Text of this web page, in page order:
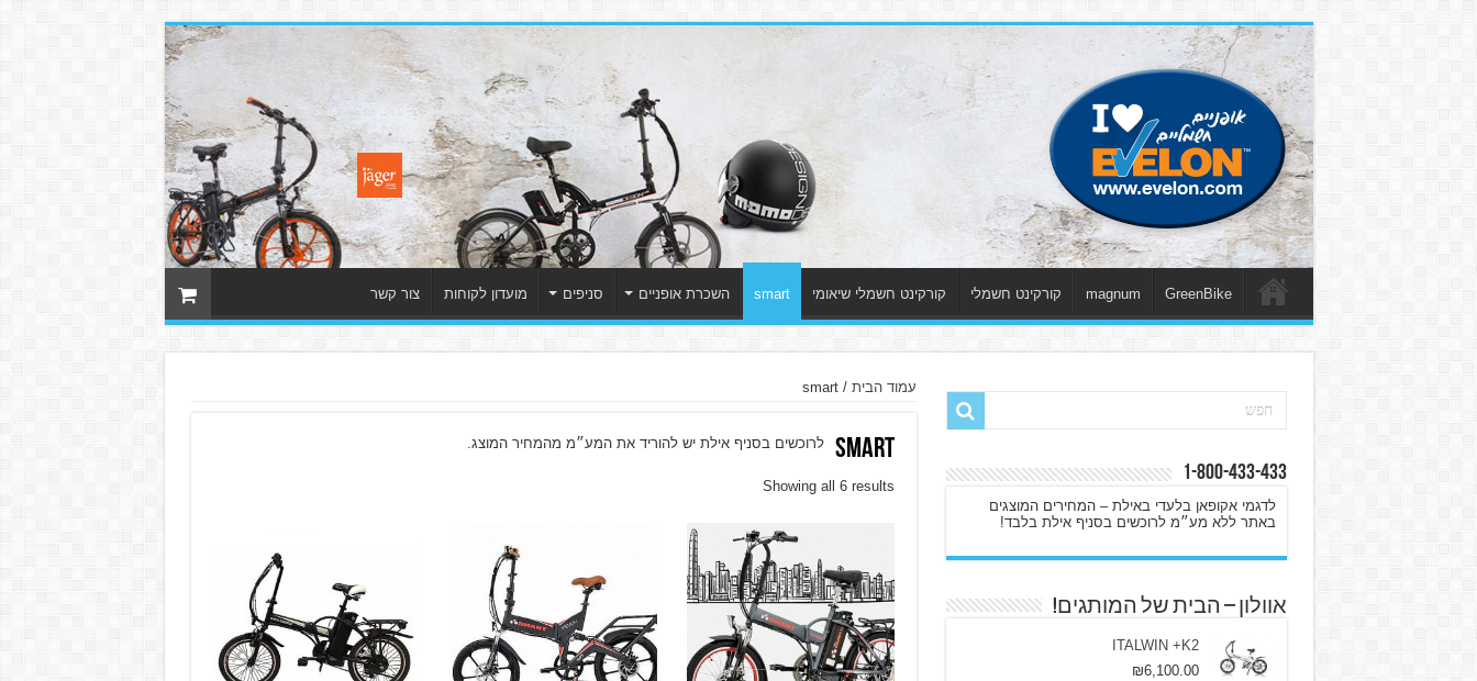
GreenBike
magnum קורקינט חשמלי קורקינט חשמלי שיאומי smart השכרת אופניים סניפים מועדון לקוחות צור קשר
עמוד הבית / smart
smart לרוכשים בסניף אילת יש להוריד את המע״מ מהמחיר המוצג.
Showing all 6 results
1-800-433-433
לדגמי אקופאן בלעדי באילת – המחירים המוצגים
באתר ללא מע״מ לרוכשים בסניף אילת בלבד!
אוולון – הבית של המותגים!
ITALWIN +K2
₪6,100.00